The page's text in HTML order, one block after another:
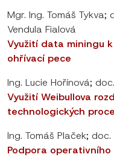
Mgr. Ing. Tomáš Tykva;
Vendula Fialová
Využití data miningu
ohřívací pece
Ing. Lucie Hořínová;
Využití Weibullova
technologických
Ing. Tomáš Plaček; doc.
Podpora